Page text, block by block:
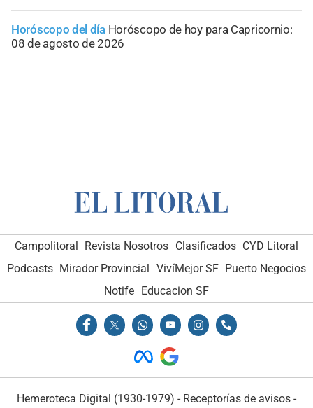
Horóscopo del día Horóscopo de hoy para Capricornio:
08 de agosto de 2026
Campolitoral Revista Nosotros Clasificados CYD Litoral
Podcasts Mirador Provincial VivíMejor SF Puerto Negocios
Notife
Educacion SF
Hemeroteca Digital (1930-1979) - Receptorías de avisos -